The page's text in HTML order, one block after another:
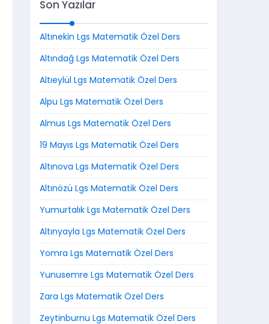
Son Yazılar
Altınekin Lgs Matematik Özel Ders
Altındağ Lgs Matematik Özel Ders
Altıeylül Lgs Matematik Özel Ders
Alpu Lgs Matematik Özel Ders
Almus Lgs Matematik Özel Ders
19 Mayıs Lgs Matematik Özel Ders
Altınova Lgs Matematik Özel Ders
Altınözü Lgs Matematik Özel Ders
Yumurtalık Lgs Matematik Özel Ders
Altınyayla Lgs Matematik Özel Ders
Yomra Lgs Matematik Özel Ders
Yunusemre Lgs Matematik Özel Ders
Zara Lgs Matematik Özel Ders
Zeytinburnu Lgs Matematik Özel Ders